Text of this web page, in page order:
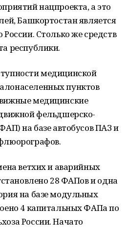
нацпроекта, а это
Башкортостан является
Столько же средств
республики.
медицинской
пунктов
медицинские
фельдшерско-
на базе автобусов ПАЗ и
ветхих и аварийных
28 ФАПов и одна
на базе модульных
4 капитальных ФАПа по
России. Начато